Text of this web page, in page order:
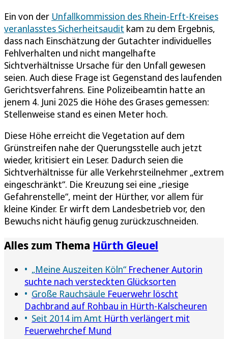
Ein von der Unfallkommission des Rhein-Erft-Kreises
veranlasstes Sicherheitsaudit kam zu dem Ergebnis,
dass nach Einschätzung der Gutachter individuelles
Fehlverhalten und nicht mangelhafte
Sichtverhältnisse Ursache für den Unfall gewesen
seien. Auch diese Frage ist Gegenstand des laufenden
Gerichtsverfahrens. Eine Polizeibeamtin hatte an
jenem 4. Juni 2025 die Höhe des Grases gemessen:
Stellenweise stand es einen Meter hoch.
Diese Höhe erreicht die Vegetation auf dem
Grünstreifen nahe der Querungsstelle auch jetzt
wieder, kritisiert ein Leser. Dadurch seien die
Sichtverhältnisse für alle Verkehrsteilnehmer „extrem
eingeschränkt“. Die Kreuzung sei eine „riesige
Gefahrenstelle“, meint der Hürther, vor allem für
kleine Kinder. Er wirft dem Landesbetrieb vor, den
Bewuchs nicht häufig genug zurückzuschneiden.
Alles zum Thema Hürth Gleuel
„Meine Auszeiten Köln“ Frechener Autorin
suchte nach versteckten Glücksorten
Große Rauchsäule Feuerwehr löscht
Dachbrand auf Rohbau in Hürth-Kalscheuren
Seit 2014 im Amt Hürth verlängert mit
Feuerwehrchef Mund